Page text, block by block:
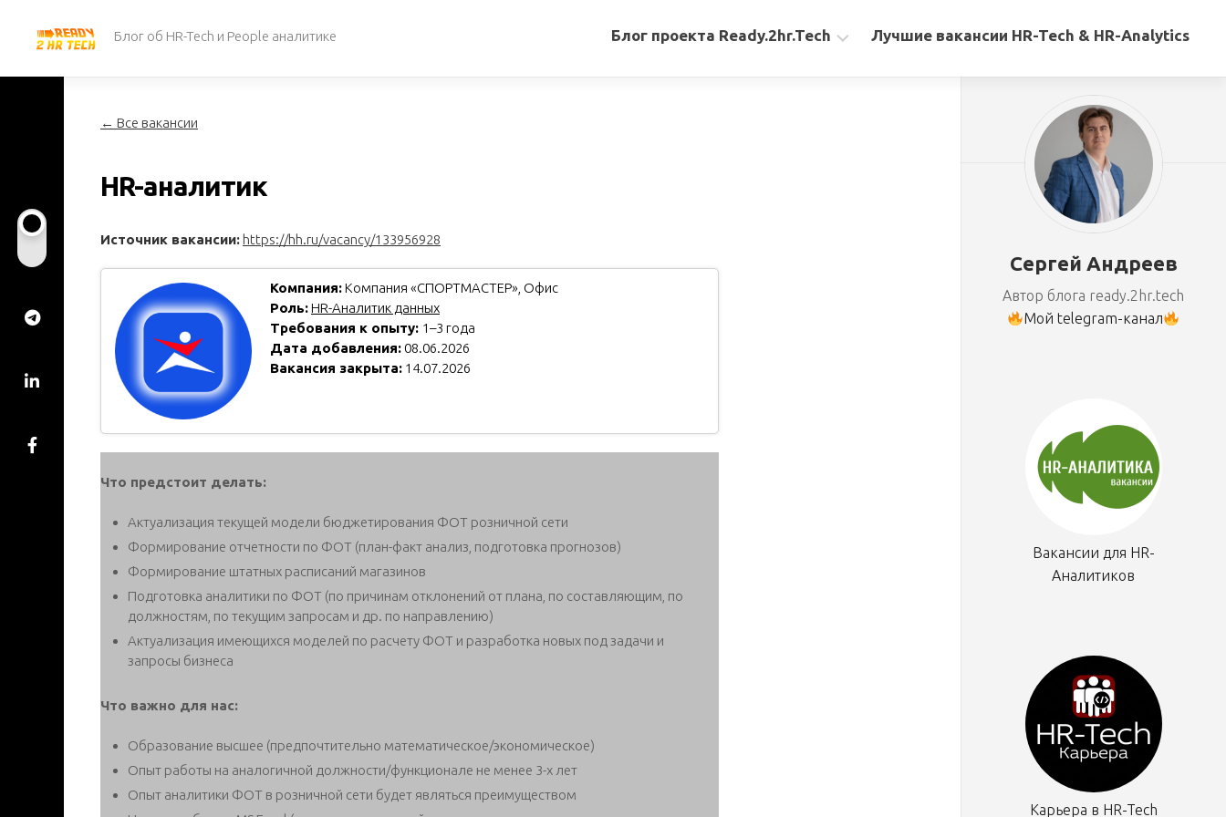
содержанию
Блог об HR-Tech и People аналитике Блог проекта Ready.2hr.Tech Лучшие вакансии HR-Tech & HR-Analytics
← Все вакансии
HR-аналитик
Источник вакансии: https://hh.ru/vacancy/133956928
Компания:Компания «СПОРТМАСТЕР», Офис
Роль:HR-Аналитик данных
Требования к опыту: 1–3 года
Дата добавления: 08.06.2026
Вакансия закрыта: 14.07.2026
Что предстоит делать:
Актуализация текущей модели бюджетирования ФОТ розничной сети
Формирование отчетности по ФОТ (план-факт анализ, подготовка прогнозов)
Формирование штатных расписаний магазинов
Подготовка аналитики по ФОТ (по причинам отклонений от плана, по составляющим, по
должностям, по текущим запросам и др. по направлению)
Актуализация имеющихся моделей по расчету ФОТ и разработка новых под задачи и
запросы бизнеса
Что важно для нас:
Образование высшее (предпочтительно математическое/экономическое)
Опыт работы на аналогичной должности/функционале не менее 3-х лет
Опыт аналитики ФОТ в розничной сети будет являться преимуществом
Сергей Андреев
Автор блога ready.2hr.tech
Мой telegram-канал
Вакансии для HR-
Аналитиков
Карьера в HR-Tech